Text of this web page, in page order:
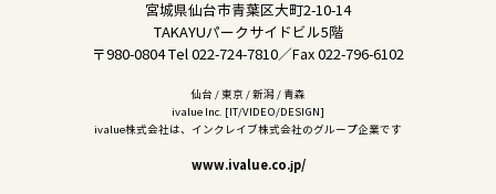
宮城県仙台市青葉区大町2-10-14
TAKAYUパークサイドビル5階
〒980-0804 Tel 022-724-7810／Fax 022-796-6102
仙台 / 東京 / 新潟 / 青森
ivalue Inc. [IT/VIDEO/DESIGN]
ivalue株式会社は、インクレイブ株式会社のグループ企業です
www.ivalue.co.jp/